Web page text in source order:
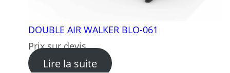
DOUBLE AIR WALKER BLO-061
Prix sur devis
Lire la suite: DOUBLE AIR WALKER